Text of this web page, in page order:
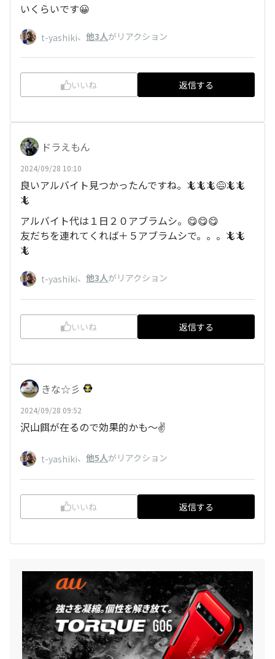
いくらいです😀
t-yashiki、 他3人がリアクション
いいね 返信する
ドラえもん
2024/09/28 10:10
良いアルバイト見つかったんですね。🦎🦎🦎😅🦎🦎
🦎
アルバイト代は１日２０アブラムシ。😋😋😋
友だちを連れてくれば＋５アブラムシで。。。🦎🦎
🦎
t-yashiki、 他3人がリアクション
いいね 返信する
きな☆彡
2024/09/28 09:52
沢山餌が在るので効果的かも～✌️
t-yashiki、 他5人がリアクション
いいね 返信する